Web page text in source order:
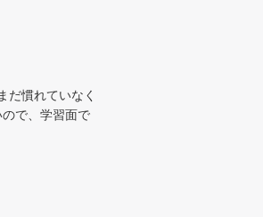
だ慣れていなく
で、学習面で